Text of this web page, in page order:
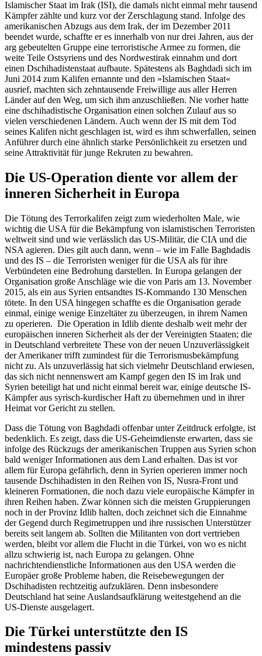
Islamischer Staat im Irak (ISI), die damals nicht einmal mehr tausend
Kämpfer zählte und kurz vor der Zerschlagung stand. Infolge des
amerikanischen Abzugs aus dem Irak, der im Dezember 2011
beendet wurde, schaffte er es innerhalb von nur drei Jahren, aus der
arg gebeutelten Gruppe eine terroristische Armee zu formen, die
weite Teile Ostsyriens und des Nordwestirak einnahm und dort
einen Dschihadistenstaat aufbaute. Spätestens als Baghdadi sich im
Juni 2014 zum Kalifen ernannte und den »Islamischen Staat«
ausrief, machten sich zehntausende Freiwillige aus aller Herren
Länder auf den Weg, um sich ihm anzuschließen. Nie vorher hatte
eine dschihadistische Organisation einen solchen Zulauf aus so
vielen verschiedenen Ländern. Auch wenn der IS mit dem Tod
seines Kalifen nicht geschlagen ist, wird es ihm schwerfallen, seinen
Anführer durch eine ähnlich starke Persönlichkeit zu ersetzen und
seine Attraktivität für junge Rekruten zu bewahren.
Die US-Operation diente vor allem der
inneren Sicherheit in Europa
Die Tötung des Terrorkalifen zeigt zum wiederholten Male, wie
wichtig die USA für die Bekämpfung von islamistischen Terroristen
weltweit sind und wie verlässlich das US-Militär, die CIA und die
NSA agieren. Dies gilt auch dann, wenn – wie im Falle Baghdadis
und des IS – die Terroristen weniger für die USA als für ihre
Verbündeten eine Bedrohung darstellen. In Europa gelangen der
Organisation große Anschläge wie die von Paris am 13. November
2015, als ein aus Syrien entsandtes IS-Kommando 130 Menschen
tötete. In den USA hingegen schaffte es die Organisation gerade
einmal, einige wenige Einzeltäter zu überzeugen, in ihrem Namen
zu operieren. Die Operation in Idlib diente deshalb weit mehr der
europäischen inneren Sicherheit als der der Vereinigten Staaten; die
in Deutschland verbreitete These von der neuen Unzuverlässigkeit
der Amerikaner trifft zumindest für die Terrorismusbekämpfung
nicht zu. Als unzuverlässig hat sich vielmehr Deutschland erwiesen,
das sich nicht nennenswert am Kampf gegen den IS im Irak und
Syrien beteiligt hat und nicht einmal bereit war, einige deutsche IS-
Kämpfer aus syrisch-kurdischer Haft zu übernehmen und in ihrer
Heimat vor Gericht zu stellen.
Dass die Tötung von Baghdadi offenbar unter Zeitdruck erfolgte, ist
bedenklich. Es zeigt, dass die US-Geheimdienste erwarten, dass sie
infolge des Rückzugs der amerikanischen Truppen aus Syrien schon
bald weniger Informationen aus dem Land erhalten. Das ist vor
allem für Europa gefährlich, denn in Syrien operieren immer noch
tausende Dschihadisten in den Reihen von IS, Nusra-Front und
kleineren Formationen, die noch dazu viele europäische Kämpfer in
ihren Reihen haben. Zwar können sich die meisten Gruppierungen
noch in der Provinz Idlib halten, doch zeichnet sich die Einnahme
der Gegend durch Regimetruppen und ihre russischen Unterstützer
bereits seit langem ab. Sollten die Militanten von dort vertrieben
werden, bleibt vor allem die Flucht in die Türkei, von wo es nicht
allzu schwierig ist, nach Europa zu gelangen. Ohne
nachrichtendienstliche Informationen aus den USA werden die
Europäer große Probleme haben, die Reisebewegungen der
Dschihadisten rechtzeitig aufzuklären. Denn insbesondere
Deutschland hat seine Auslandsaufklärung weitestgehend an die
US-Dienste ausgelagert.
Die Türkei unterstützte den IS
mindestens passiv